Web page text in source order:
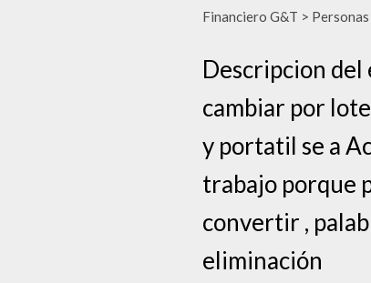
Financiero G&T >
Descripcion
cambiar por
y portatil se a
trabajo porque
convertir ,
eliminación